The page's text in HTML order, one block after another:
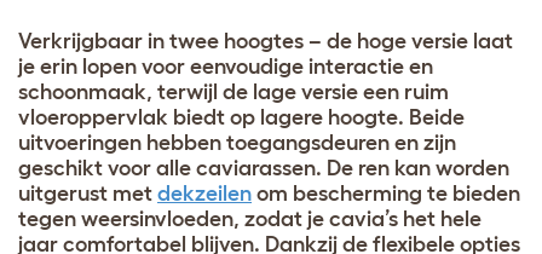
Verkrijgbaar in twee hoogtes – de hoge versie laat
je erin lopen voor eenvoudige interactie en
schoonmaak, terwijl de lage versie een ruim
vloeroppervlak biedt op lagere hoogte. Beide
uitvoeringen hebben toegangsdeuren en zijn
geschikt voor alle cavia­rassen. De ren kan worden
uitgerust met dekzeilen om bescherming te bieden
tegen weersinvloeden, zodat je cavia’s het hele
jaar comfortabel blijven. Dankzij de flexibele opties